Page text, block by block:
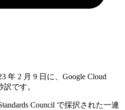
年 2 月 9 日に、Google Cloud
です。
Council で採択された一連